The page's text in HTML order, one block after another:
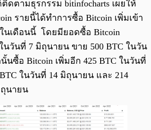
ดตามธุรกรรม bitinfocharts เผยให้
รายนี้ได้ทำการซื้อ Bitcoin เพิ่มเข้า
นเดือนนี้ โดยมียอดซื้อ Bitcoin
นวันที่ 7 มิถุนายน ขาย 500 BTC ในวัน
นซื้อ Bitcoin เพิ่มอีก 425 BTC ในวันที่
ในวันที่ 14 มิถุนายน และ 214
นายน